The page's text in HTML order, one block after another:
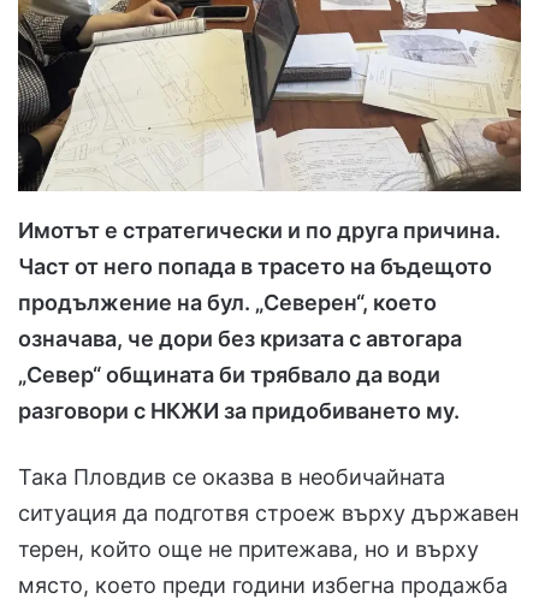
Имотът е стратегически и по друга причина.
Част от него попада в трасето на бъдещото
продължение на бул. „Северен“, което
означава, че дори без кризата с автогара
„Север“ общината би трябвало да води
разговори с НКЖИ за придобиването му.
Така Пловдив се оказва в необичайната
ситуация да подготвя строеж върху държавен
терен, който още не притежава, но и върху
място, което преди години избегна продажба